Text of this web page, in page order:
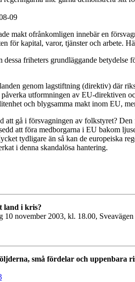
09
makt ofrånkomligen innebär en
för kapital, varor, tjänster och arbete.
dessa friheters grundläggande
genom lagstiftning (direktiv) där
utformningen av EU-direktiven
och blygsamma makt inom EU,
att gå i försvagningen av folkstyret?
att föra medborgarna i EU bakom
tydligare än så kan de europeiska
i denna skandalösa hantering.
land i kris?
10 november 2003, kl. 18.00, Sveavägen
små fördelar och uppenbara